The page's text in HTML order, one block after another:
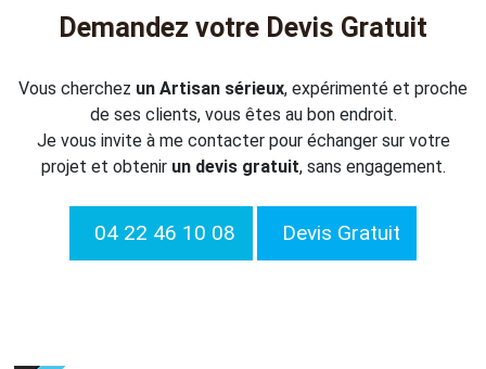
Demandez votre Devis Gratuit
Vous cherchez un Artisan sérieux, expérimenté et proche
de ses clients, vous êtes au bon endroit.
Je vous invite à me contacter pour échanger sur votre
projet et obtenir un devis gratuit, sans engagement.
04 22 46 10 08 Devis Gratuit